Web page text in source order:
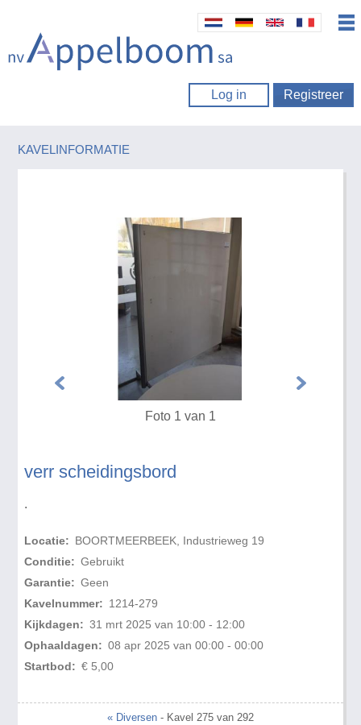
Log in Registreer
KAVELINFORMATIE
verr scheidingsbord
.
Locatie: BOORTMEERBEEK, Industrieweg 19
Conditie: Gebruikt
Garantie: Geen
Kavelnummer: 1214-279
Kijkdagen: 31 mrt 2025 van 10:00 - 12:00
Ophaaldagen: 08 apr 2025 van 00:00 - 00:00
Startbod: € 5,00
Foto 1 van 1
« Diversen - Kavel 275 van 292